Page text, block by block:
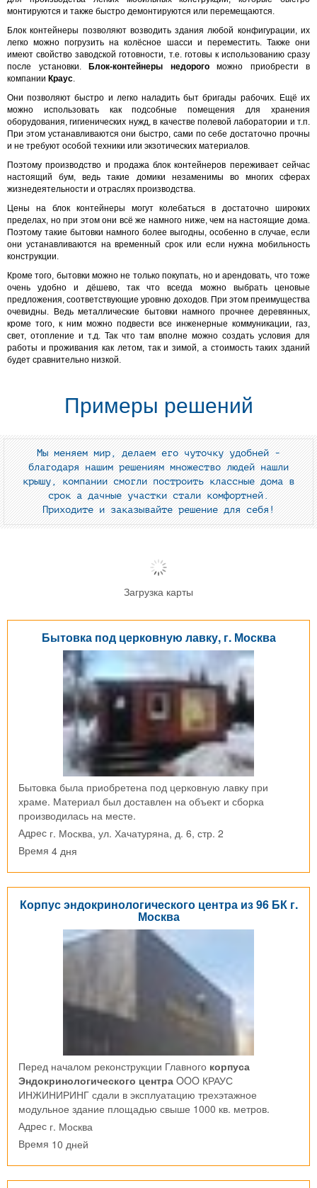
монтируются и также быстро демонтируются или перемещаются.
Блок контейнеры позволяют возводить здания любой конфигурации, их
легко можно погрузить на колёсное шасси и переместить. Также они
имеют свойство заводской готовности, т.е. готовы к использованию сразу
после установки. Блок-контейнеры недорогоможно приобрести в
компании Краус.
Они позволяют быстро и легко наладить быт бригады рабочих. Ещё их
можно использовать как подсобные помещения для хранения
оборудования, гигиенических нужд, в качестве полевой лаборатории и т.п.
При этом устанавливаются они быстро, сами по себе достаточно прочны
и не требуют особой техники или экзотических материалов.
Поэтому производство и продажа блок контейнеров переживает сейчас
настоящий бум, ведь такие домики незаменимы во многих сферах
жизнедеятельности и отраслях производства.
Цены на блок контейнеры могут колебаться в достаточно широких
пределах, но при этом они всё же намного ниже, чем на настоящие дома.
Поэтому такие бытовки намного более выгодны, особенно в случае, если
они устанавливаются на временный срок или если нужна мобильность
конструкции.
Кроме того, бытовки можно не только покупать, но и арендовать, что тоже
очень удобно и дёшево, так что всегда можно выбрать ценовые
предложения, соответствующие уровню доходов. При этом преимущества
очевидны. Ведь металлические бытовки намного прочнее деревянных,
кроме того, к ним можно подвести все инженерные коммуникации, газ,
свет, отопление и т.д. Так что там вполне можно создать условия для
работы и проживания как летом, так и зимой, а стоимость таких зданий
будет сравнительно низкой.
Примеры решений
Мы меняем мир, делаем его чуточку удобней -
благодаря нашим решениям множество людей нашли
крышу, компании смогли построить классные дома в
срок а дачные участки стали комфортней.
Приходите и заказывайте решение для себя!
Загрузка карты
Бытовка под церковную лавку, г. Москва
Бытовка была приобретена под церковную лавку при
храме. Материал был доставлен на объект и сборка
производилась на месте.
Адрес г. Москва, ул. Хачатуряна, д. 6, стр. 2
Время 4 дня
Корпус эндокринологического центра из 96 БК г.
Москва
Перед началом реконструкции Главного корпуса
Эндокринологического центра OOO КРАУС
ИНЖИНИРИНГ сдали в эксплуатацию трехэтажное
модульное здание площадью свыше 1000 кв. метров.
Адрес г. Москва
Время 10 дней